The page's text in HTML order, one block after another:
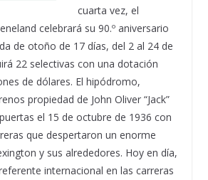
cuarta vez, el
celebrará su 90.º aniversario
de otoño de 17 días, del 2 al 24 de
22 selectivas con una dotación
de dólares. El hipódromo,
propiedad de John Oliver “Jack”
el 15 de octubre de 1936 con
que despertaron un enorme
y sus alrededores. Hoy en día,
internacional en las carreras